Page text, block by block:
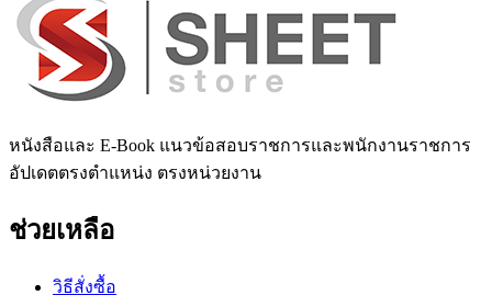
หนังสือและ E-Book แนวข้อสอบราชการและพนักงานราชการ
อัปเดตตรงตำแหน่ง ตรงหน่วยงาน
ช่วยเหลือ
วิธีสั่งซื้อ